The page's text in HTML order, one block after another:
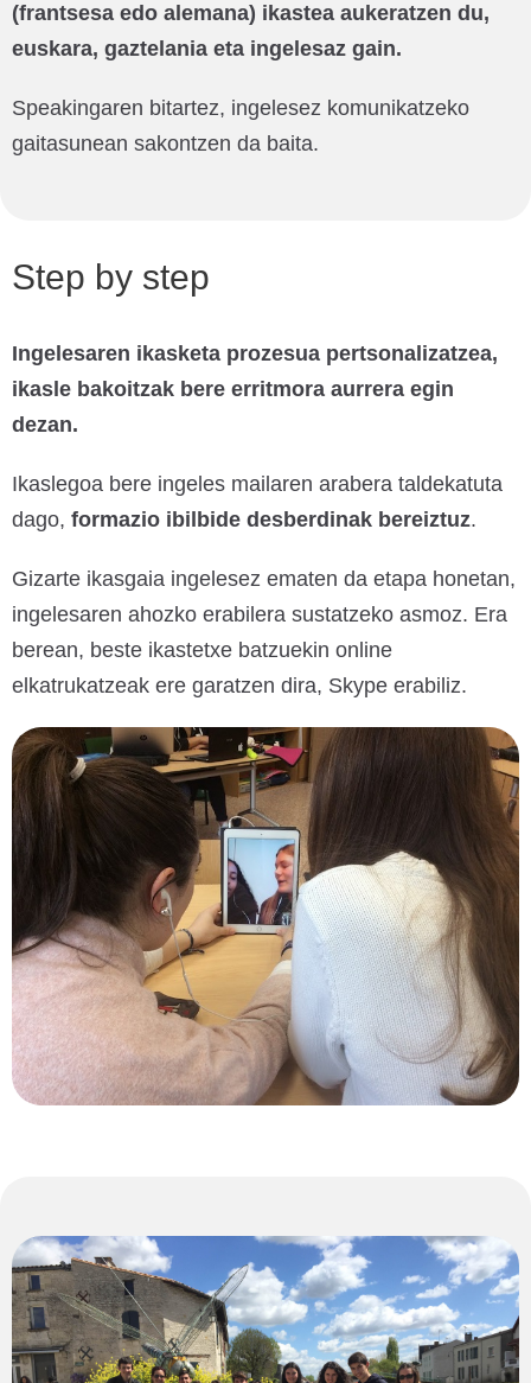
(frantsesa edo alemana) ikastea aukeratzen du,
euskara, gaztelania eta ingelesaz gain.
Speakingaren bitartez, ingelesez komunikatzeko
gaitasunean sakontzen da baita.
Step by step
Ingelesaren ikasketa prozesua pertsonalizatzea,
ikasle bakoitzak bere erritmora aurrera egin
dezan.
Ikaslegoa bere ingeles mailaren arabera taldekatuta
dago, formazio ibilbide desberdinak bereiztuz.
Gizarte ikasgaia ingelesez ematen da etapa honetan,
ingelesaren ahozko erabilera sustatzeko asmoz. Era
berean, beste ikastetxe batzuekin online
elkatrukatzeak ere garatzen dira, Skype erabiliz.